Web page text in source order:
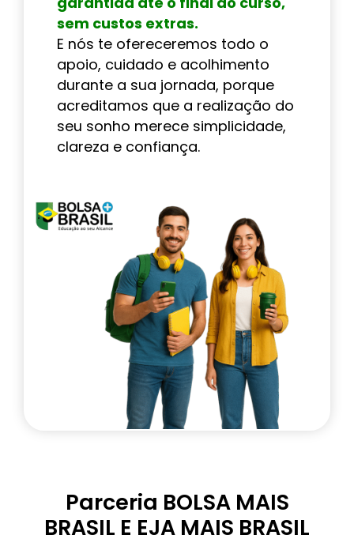
sem custos extras.
E nós te ofereceremos todo o
apoio, cuidado e acolhimento
durante a sua jornada, porque
acreditamos que a realização do
seu sonho merece simplicidade,
clareza e confiança.
Parceria BOLSA MAIS
BRASIL E EJA MAIS BRASIL